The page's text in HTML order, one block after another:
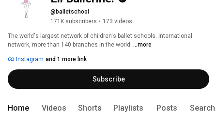
@balletschool
171K subscribers • 173 videos
The world's largest network of children's ballet schools. International
network, more than 140 branches in the world. ...more
Instagram and 1 more link
Subscribe
Home Videos Shorts Playlists Posts Search